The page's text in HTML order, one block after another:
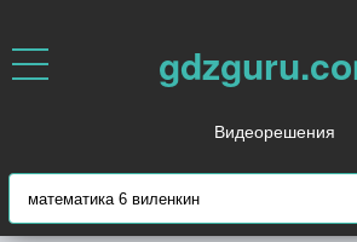
Видеорешения